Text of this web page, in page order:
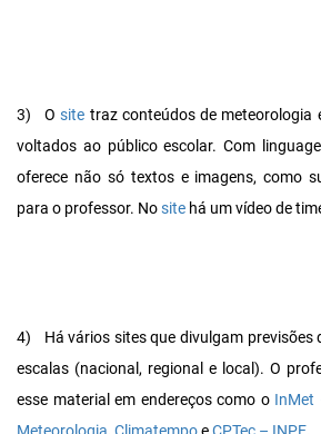
3) Osite traz conteúdos de meteorologia
voltados ao público escolar. Com
oferece não só textos e imagens, como
para o professor. Nosite há um vídeo de
4)
Há vários sites que divulgam previsões
escalas (nacional, regional e local). O
esse material em endereços como o InMet